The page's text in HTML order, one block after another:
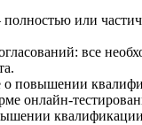
или
все
о повышении
онлайн-